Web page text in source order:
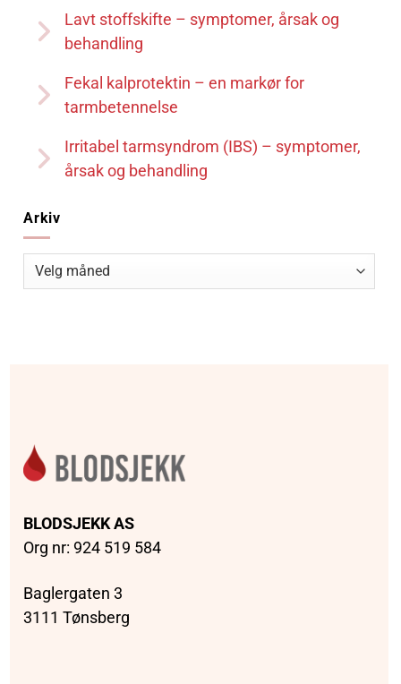
Lavt stoffskifte – symptomer, årsak og
behandling
Fekal kalprotektin – en markør for
tarmbetennelse
Irritabel tarmsyndrom (IBS) – symptomer,
årsak og behandling
Arkiv
BLODSJEKK AS
Org nr: 924 519 584
Baglergaten 3
3111 Tønsberg